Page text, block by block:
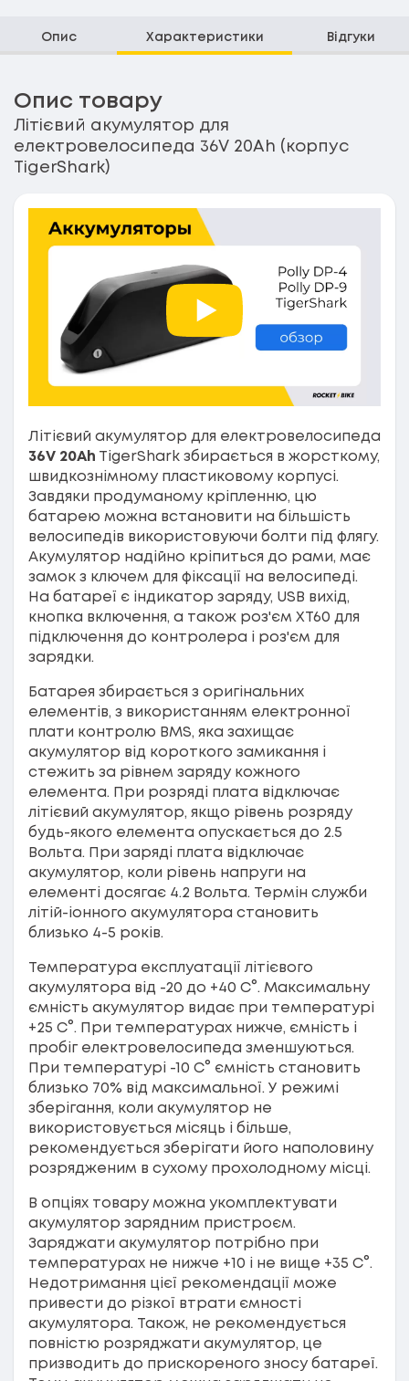
Опис Характеристики Відгуки
Опис товару
Літієвий акумулятор для
електровелосипеда 36V 20Ah (корпус
TigerShark)
Літієвий акумулятор для електровелосипеда
36V 20Ah TigerShark збирається в жорсткому,
швидкознімному пластиковому корпусі.
Завдяки продуманому кріпленню, цю
батарею можна встановити на більшість
велосипедів використовуючи болти під флягу.
Акумулятор надійно кріпиться до рами, має
замок з ключем для фіксації на велосипеді.
На батареї є індикатор заряду, USB вихід,
кнопка включення, а також роз'єм XT60 для
підключення до контролера і роз'єм для
зарядки.
Батарея збирається з оригінальних
елементів, з використанням електронної
плати контролю BMS, яка захищає
акумулятор від короткого замикання і
стежить за рівнем заряду кожного
елемента. При розряді плата відключає
літієвий акумулятор, якщо рівень розряду
будь-якого елемента опускається до 2.5
Вольта. При заряді плата відключає
акумулятор, коли рівень напруги на
елементі досягає 4.2 Вольта. Термін служби
літій-іонного акумулятора становить
близько 4-5 років.
Температура експлуатації літієвого
акумулятора від -20 до +40 С°. Максимальну
ємність акумулятор видає при температурі
+25 С°. При температурах нижче, ємність і
пробіг електровелосипеда зменшуються.
При температурі -10 С° ємність становить
близько 70% від максимальної. У режимі
зберігання, коли акумулятор не
використовується місяць і більше,
рекомендується зберігати його наполовину
розрядженим в сухому прохолодному місці.
В опціях товару можна укомплектувати
акумулятор зарядним пристроєм.
Заряджати акумулятор потрібно при
температурах не нижче +10 і не вище +35 С°.
Недотримання цієї рекомендації може
привести до різкої втрати ємності
акумулятора. Також, не рекомендується
повністю розряджати акумулятор, це
призводить до прискореного зносу батареї.